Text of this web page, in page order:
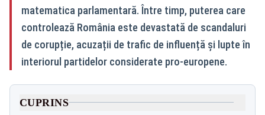
matematica parlamentară. Între timp, puterea care
controlează România este devastată de scandaluri
de corupție, acuzații de trafic de influență și lupte în
interiorul partidelor considerate pro-europene.
CUPRINS